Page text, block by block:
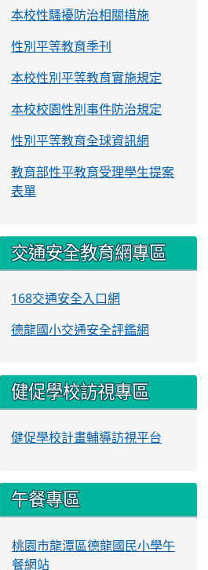
本校性騷擾防治相關措施
性別平等教育季刊
本校性別平等教育實施規定
本校校園性別事件防治規定
性別平等教育全球資訊網
教育部性平教育受理學生提案
表單
交通安全教育網專區
168交通安全入口網
德龍國小交通安全評鑑網
健促學校訪視專區
健促學校計畫輔導訪視平台
午餐專區
桃園市龍潭區德龍國民小學午
餐網站